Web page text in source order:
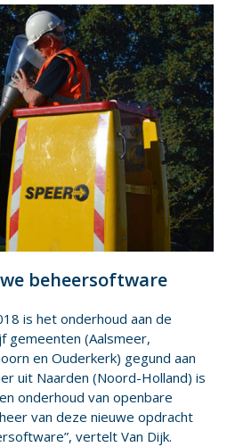
beheersoftware
is het onderhoud aan de
gemeenten (Aalsmeer,
en Ouderkerk) gegund aan
uit Naarden (Noord-Holland) is
onderhoud van openbare
van deze nieuwe opdracht
vertelt Van Dijk.